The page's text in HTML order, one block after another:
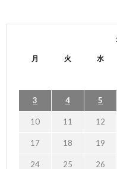
月 火 水
3 4 5
10 11 12
17 18 19
24 25 26